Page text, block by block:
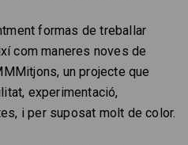
formas de treballar
com maneres noves de
un projecte que
experimentació,
i per suposat molt de color.